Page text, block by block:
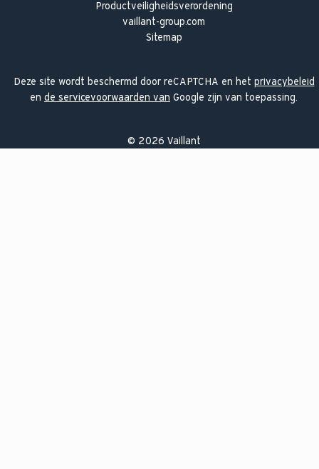
Productveiligheidsverordening
vaillant-group.com
Sitemap
Deze site wordt beschermd door reCAPTCHA en het privacybeleid
en de servicevoorwaarden van Google zijn van toepassing.
© 2026 Vaillant